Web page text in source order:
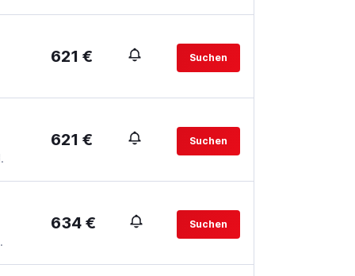
621 € Suchen
621 € Suchen
634 € Suchen